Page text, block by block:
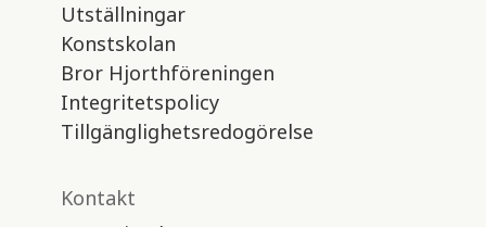
Utställningar
Konstskolan
Bror Hjorthföreningen
Integritetspolicy
Tillgänglighetsredogörelse
Kontakt